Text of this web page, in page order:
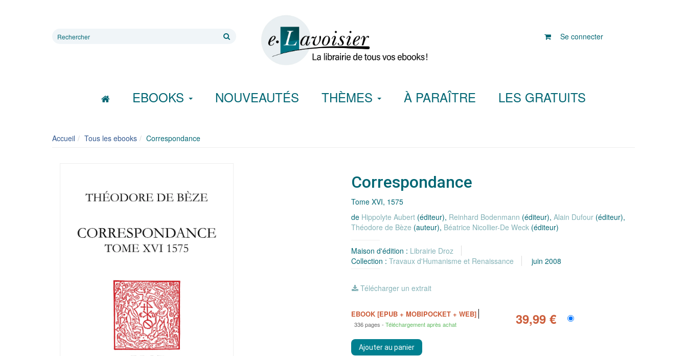
Rechercher
Se connecter
EBOOKS NOUVEAUTÉS THÈMES À PARAÎTRE LES GRATUITS
Accueil Tous les ebooks Correspondance
Correspondance
Tome XVI, 1575
de Hippolyte Aubert (éditeur), Reinhard Bodenmann (éditeur), Alain Dufour (éditeur),
Théodore de Bèze (auteur), Béatrice Nicollier-De Weck (éditeur)
Maison d'édition : Librairie Droz
Collection : Travaux d'Humanisme et Renaissance juin 2008
Télécharger un extrait
EBOOK [EPUB + MOBIPOCKET + WEB]
336 pages Téléchargement après achat 39,99 €